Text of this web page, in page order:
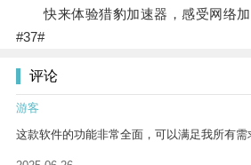
快来体验猎豹加速器，感受网络加
#37#
评论
游客
这款软件的功能非常全面，可以满足我所有需